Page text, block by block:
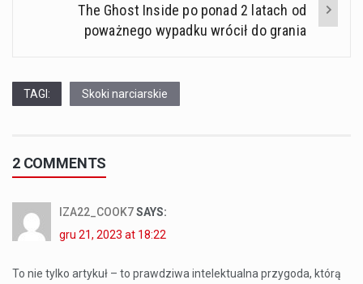
The Ghost Inside po ponad 2 latach od
poważnego wypadku wrócił do grania
TAGI: Skoki narciarskie
2 COMMENTS
IZA22_COOK7SAYS:
gru 21, 2023 at 18:22
To nie tylko artykuł – to prawdziwa intelektualna przygoda, którą